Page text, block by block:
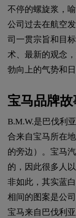
不停的螺旋浆，
公司过去在航空
司一贯宗旨和目
术、最新的观念
勃向上的气势和
宝马品牌故
B.M.W.是巴伐利
合来自宝马所在
的旁边）。宝马
的，因此很多人
非如此，其实蓝
相间的图案是公
宝马来自巴伐利